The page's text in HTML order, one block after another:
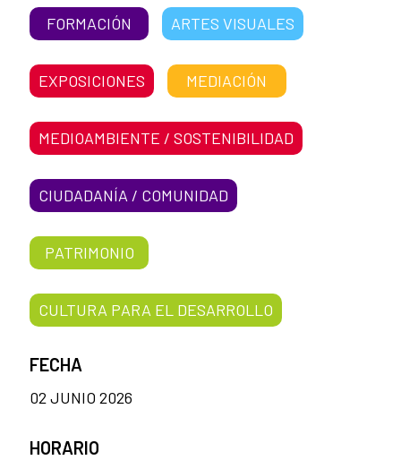
FORMACIÓN ARTES VISUALES
EXPOSICIONES MEDIACIÓN
MEDIOAMBIENTE / SOSTENIBILIDAD
CIUDADANÍA / COMUNIDAD
PATRIMONIO
CULTURA PARA EL DESARROLLO
FECHA
02 JUNIO 2026
HORARIO